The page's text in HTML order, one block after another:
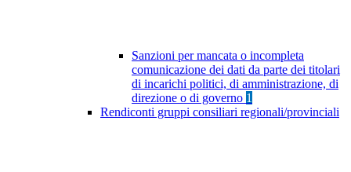
Sanzioni per mancata o incompleta
comunicazione dei dati da parte dei titolari
di incarichi politici, di amministrazione, di
direzione o di governo 1
Rendiconti gruppi consiliari regionali/provinciali